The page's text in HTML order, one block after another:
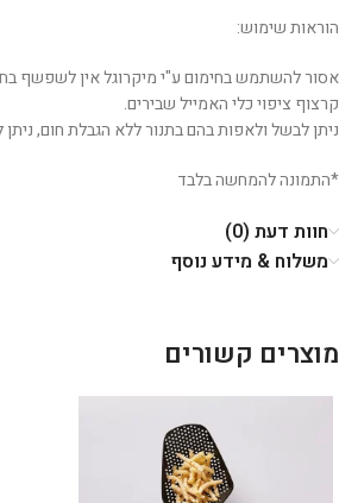
הוראות שימוש:
אסור להשתמש בחימום ע"י מיקרוגל אין לשפשף
קרצוף ציפוי כלי האמייל שבירים.
ניתן לבשל ולאפות בהם בתנור ללא הגבלת חום,
*התמונה להמחשה בלבד
חוות דעת (0)
משלוח & מידע נוסף
מוצרים קשורים